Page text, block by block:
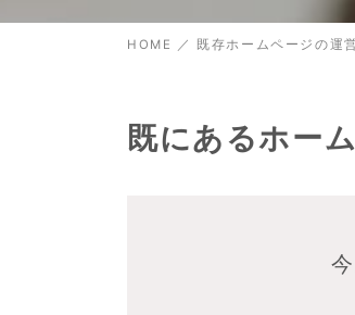
HOME ／ 既存ホームページの運
既にあるホー